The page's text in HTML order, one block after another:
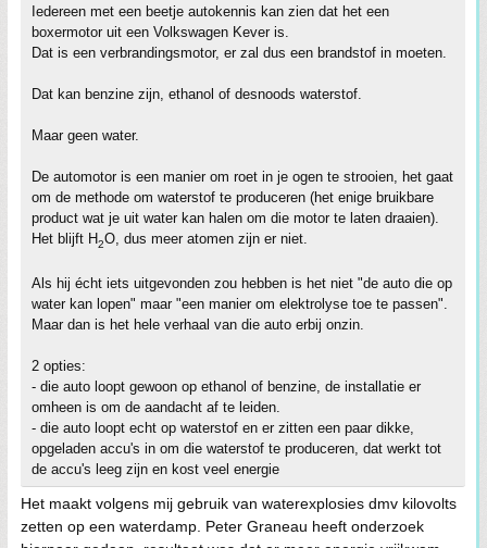
Iedereen met een beetje autokennis kan zien dat het een
boxermotor uit een Volkswagen Kever is.
Dat is een verbrandingsmotor, er zal dus een brandstof in moeten.
Dat kan benzine zijn, ethanol of desnoods waterstof.
Maar geen water.
De automotor is een manier om roet in je ogen te strooien, het gaat
om de methode om waterstof te produceren (het enige bruikbare
product wat je uit water kan halen om die motor te laten draaien).
Het blijft H2O, dus meer atomen zijn er niet.
Als hij écht iets uitgevonden zou hebben is het niet "de auto die op
water kan lopen" maar "een manier om elektrolyse toe te passen".
Maar dan is het hele verhaal van die auto erbij onzin.
2 opties:
- die auto loopt gewoon op ethanol of benzine, de installatie er
omheen is om de aandacht af te leiden.
- die auto loopt echt op waterstof en er zitten een paar dikke,
opgeladen accu's in om die waterstof te produceren, dat werkt tot
de accu's leeg zijn en kost veel energie
Het maakt volgens mij gebruik van waterexplosies dmv kilovolts
zetten op een waterdamp. Peter Graneau heeft onderzoek